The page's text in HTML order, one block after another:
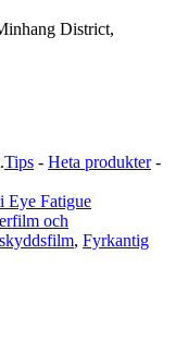
District,
Tips - Heta produkter-
Eye Fatigue
och
, Fyrkantig